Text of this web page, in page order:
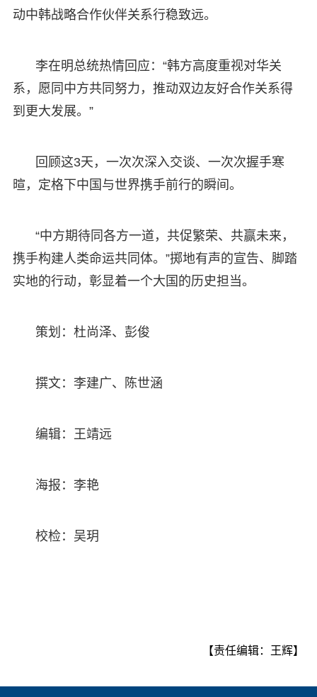
动中韩战略合作伙伴关系行稳致远。
李在明总统热情回应：“韩方高度重视对华关
系，愿同中方共同努力，推动双边友好合作关系得
到更大发展。”
回顾这3天，一次次深入交谈、一次次握手寒
暄，定格下中国与世界携手前行的瞬间。
“中方期待同各方一道，共促繁荣、共赢未来，
携手构建人类命运共同体。”掷地有声的宣告、脚踏
实地的行动，彰显着一个大国的历史担当。
策划：杜尚泽、彭俊
撰文：李建广、陈世涵
编辑：王靖远
海报：李艳
校检：吴玥
【责任编辑：王辉】